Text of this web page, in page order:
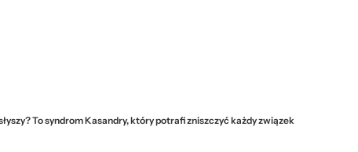
To syndrom Kasandry, który potrafi zniszczyć każdy związek